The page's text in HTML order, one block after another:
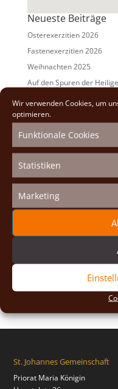
Wir verwenden Cookies, um
optimieren.
Funktionale Cookies
Statistiken
Marketing
Neueste Beiträge
Osterexerzitien 2026
Fastenexerzitien 2026
Weihnachten 2025
Auf den Spuren der
Adventexerzitien 2025
2026(2)
2025(7)
2024(5)
2023(13)
2022(9)
2020(2)
St. Johannes Gemeinschaft
Priorat Maria Königin